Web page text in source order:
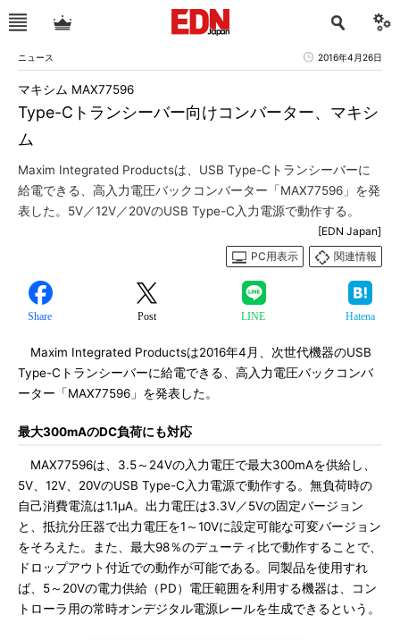
ニュース 2016年4月26日
Type-Cトランシーバー向けコンバーター、マキシ
ム
マキシム MAX77596
Maxim Integrated Productsは、USB Type-Cトランシーバーに
給電できる、高入力電圧バックコンバーター「MAX77596」を発
表した。5V／12V／20VのUSB Type-C入力電源で動作する。
[EDN Japan]
PC用表示
関連情報
Share Post LINE Hatena
Maxim Integrated Productsは2016年4月、次世代機器のUSB
Type-Cトランシーバーに給電できる、高入力電圧バックコンバ
ーター「MAX77596」を発表した。
最大300mAのDC負荷にも対応
MAX77596は、3.5～24Vの入力電圧で最大300mAを供給し、
5V、12V、20VのUSB Type-C入力電源で動作する。無負荷時の
自己消費電流は1.1μA。出力電圧は3.3V／5Vの固定バージョン
と、抵抗分圧器で出力電圧を1～10Vに設定可能な可変バージョン
をそろえた。また、最大98％のデューティ比で動作することで、
ドロップアウト付近での動作が可能である。同製品を使用すれ
ば、5～20Vの電力供給（PD）電圧範囲を利用する機器は、コン
トローラ用の常時オンデジタル電源レールを生成できるという。